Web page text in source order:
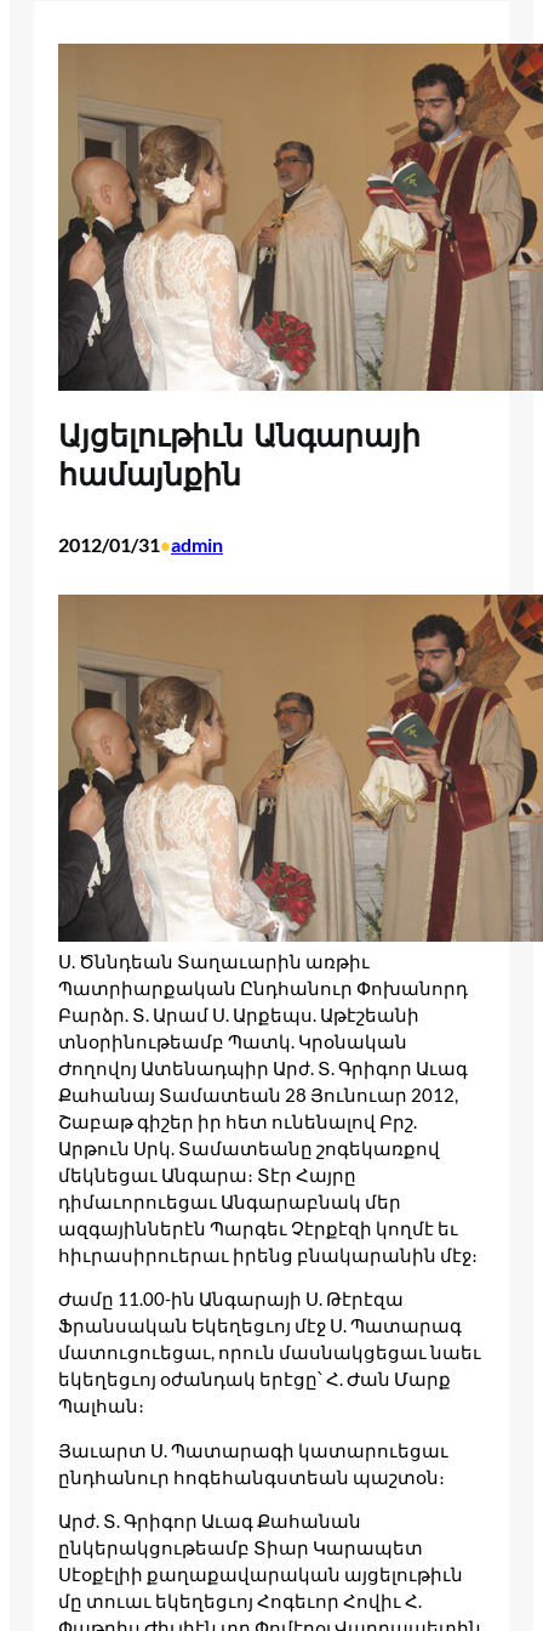
Այցելութիւն Անգարայի
համայնքին
2012/01/31•admin
Ս. Ծննդեան Տաղաւարին առթիւ
Պատրիարքական Ընդհանուր Փոխանորդ
Բարձր. Տ. Արամ Ս. Արքեպս. Աթէշեանի
տնօրինութեամբ Պատկ. Կրօնական
Ժողովոյ Ատենադպիր Արժ. Տ. Գրիգոր Աւագ
Քահանայ Տամատեան 28 Յունուար 2012,
Շաբաթ գիշեր իր հետ ունենալով Բրշ.
Արթուն Սրկ. Տամատեանը շոգեկառքով
մեկնեցաւ Անգարա։ Տէր Հայրը
դիմաւորուեցաւ Անգարաբնակ մեր
ազգայիններէն Պարգեւ Չէրքէզի կողմէ եւ
հիւրասիրուերաւ իրենց բնակարանին մէջ։
Ժամը 11.00-ին Անգարայի Ս. Թէրէզա
Ֆրանսական Եկեղեցւոյ մէջ Ս. Պատարագ
մատուցուեցաւ, որուն մասնակցեցաւ նաեւ
եկեղեցւոյ օժանդակ երէցը՝ Հ. Ժան Մարք
Պալհան։
Յաւարտ Ս. Պատարագի կատարուեցաւ
ընդհանուր հոգեհանգստեան պաշտօն։
Արժ. Տ. Գրիգոր Աւագ Քահանան
ընկերակցութեամբ Տիար Կարապետ
Սէօքէլիի քաղաքավարական այցելութիւն
մը տուաւ եկեղեցւոյ Հոգեւոր Հովիւ Հ.